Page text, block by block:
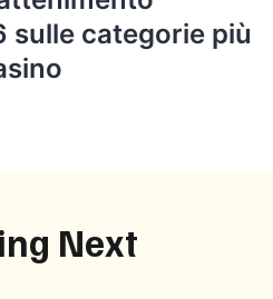
sulle categorie più
Next